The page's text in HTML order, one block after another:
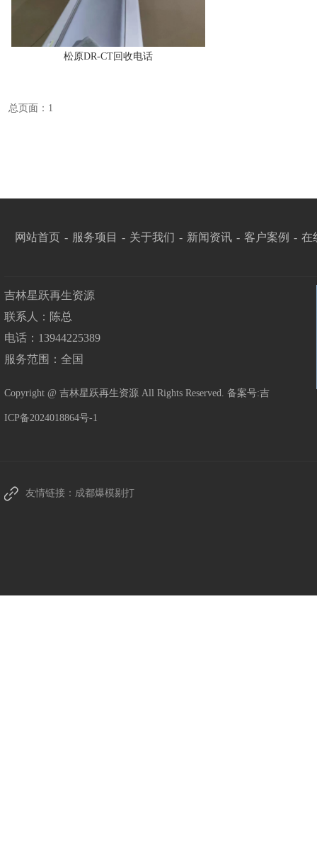
松原DR-CT回收电话
总页面：1
网站首页 - 服务项目 - 关于我们 - 新闻资讯 - 客户案例 - 在
吉林星跃再生资源
联系人：陈总
电话：13944225389
服务范围：全国
Copyright @ 吉林星跃再生资源 All Rights Reserved. 备案号:吉
ICP备2024018864号-1
友情链接： 成都爆模剔打